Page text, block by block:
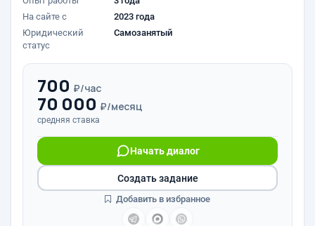
На сайте с
2023 года
Юридический
статус
Самозанятый
700 ₽/час
70 000 ₽/месяц
средняя ставка
Начать диалог
Создать задание
Добавить в избранное